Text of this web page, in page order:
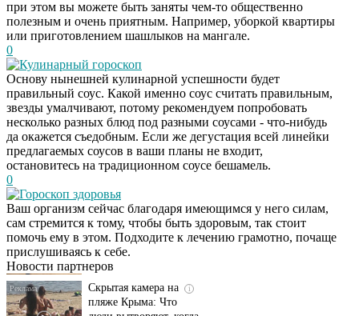
при этом вы можете быть заняты чем-то общественно
полезным и очень приятным. Например, уборкой квартиры
или приготовлением шашлыков на мангале.
0
Кулинарный гороскоп
Основу нынешней кулинарной успешности будет
правильный соус. Какой именно соус считать правильным,
звезды умалчивают, потому рекомендуем попробовать
несколько разных блюд под разными соусами - что-нибудь
да окажется съедобным. Если же дегустация всей линейки
предлагаемых соусов в ваши планы не входит,
остановитесь на традиционном соусе бешамель.
0
Гороскоп здоровья
Ваш организм сейчас благодаря имеющимся у него силам,
сам стремится к тому, чтобы быть здоровым, так стоит
помочь ему в этом. Подходите к лечению грамотно, почаще
прислушиваясь к себе.
Новости партнеров
Ролик длится
несколько секунд, а
смеяться вы будете
долго
пляже Крыма: Что
люди вытворяют, когда